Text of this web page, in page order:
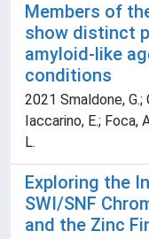
Members of
show distinct
amyloid-like
conditions
2021 Smaldone, G.;
Iaccarino, E.; Foca,
L.
Exploring the
SWI/SNF
and the Zinc